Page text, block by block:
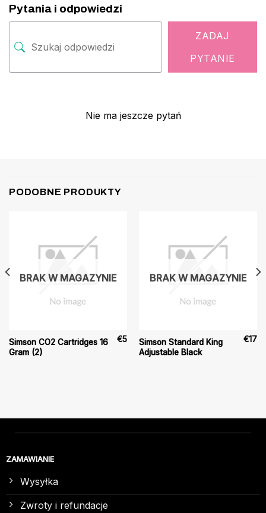
Pytania i odpowiedzi
ZADAJ
PYTANIE
Nie ma jeszcze pytań
PODOBNE PRODUKTY
BRAK W MAGAZYNIE
Simson CO2 Cartridges 16
Gram (2)
€5
BRAK W MAGAZYNIE
Simson Standard King
Adjustable Black
€17
ZAMAWIANIE
Wysyłka
Zwroty i refundacje